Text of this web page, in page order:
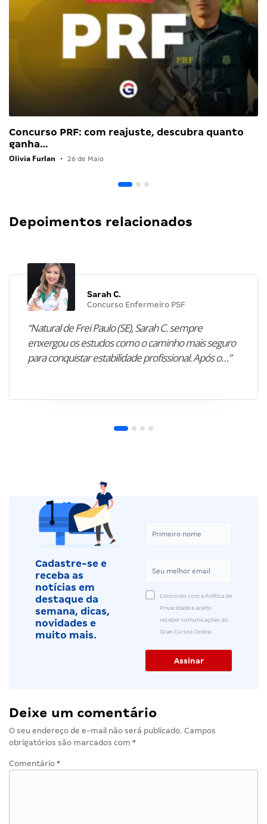
Concurso PRF: com reajuste, descubra quanto
ganha…
Olivia Furlan • 26 de Maio
Depoimentos relacionados
Sarah C.
Concurso Enfermeiro PSF
“Natural de Frei Paulo (SE), Sarah C. sempre
enxergou os estudos como o caminho mais seguro
para conquistar estabilidade profissional. Após o…”
Cadastre-se e
receba as
notícias em
destaque da
semana, dicas,
novidades e
muito mais.
Concordo com a Política de
Privacidade e aceito
receber comunicações do
Gran Cursos Online.
Deixe um comentário
O seu endereço de e-mail não será publicado. Campos
obrigatórios são marcados com *
Comentário *